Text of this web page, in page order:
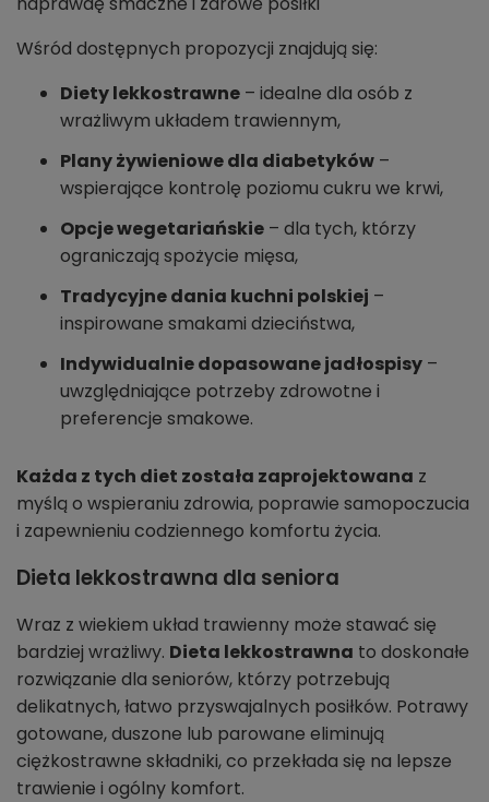
Wśród dostępnych propozycji znajdują się:
Diety lekkostrawne – idealne dla osób z
wrażliwym układem trawiennym,
Plany żywieniowe dla diabetyków –
wspierające kontrolę poziomu cukru we krwi,
Opcje wegetariańskie – dla tych, którzy
ograniczają spożycie mięsa,
Tradycyjne dania kuchni polskiej –
inspirowane smakami dzieciństwa,
Indywidualnie dopasowane jadłospisy –
uwzględniające potrzeby zdrowotne i
preferencje smakowe.
Każda z tych diet została zaprojektowana z
myślą o wspieraniu zdrowia, poprawie samopoczucia
i zapewnieniu codziennego komfortu życia.
Dieta lekkostrawna dla seniora
Wraz z wiekiem układ trawienny może stawać się
bardziej wrażliwy. Dieta lekkostrawna to doskonałe
rozwiązanie dla seniorów, którzy potrzebują
delikatnych, łatwo przyswajalnych posiłków. Potrawy
gotowane, duszone lub parowane eliminują
ciężkostrawne składniki, co przekłada się na lepsze
trawienie i ogólny komfort.